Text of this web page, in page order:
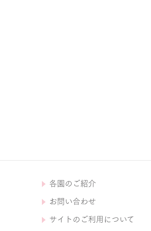
各園のご紹介
お問い合わせ
サイトのご利用について